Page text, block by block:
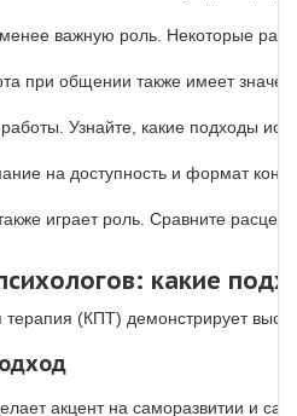
важную роль. Некоторые
общении также имеет
Узнайте, какие подходы
на доступность и формат
играет роль. Сравните
какие
терапия (КПТ) демонстрирует
акцент на саморазвитии и